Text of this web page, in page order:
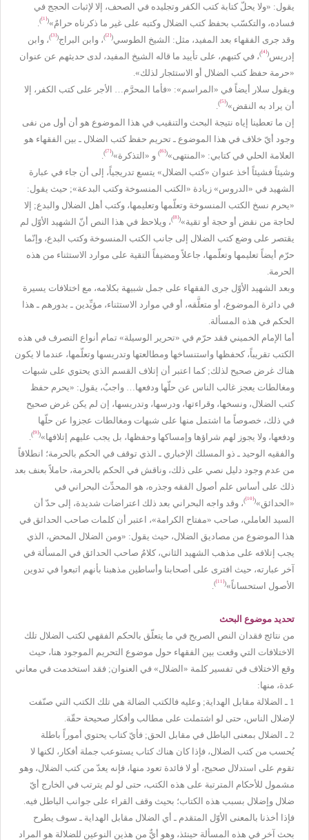
يقول: «ولا يحلّ كتابة كتب الكفر وتجليده في الصحف، إلا لإثبات الحجج في
فساده، والتكسّب بحفظ كتب الضلال وكتبه على غير ما ذكرناه حرامٌ»(
[1]
)
وقد جرى الفقهاء بعد المفيد، مثل: الشيخ الطوسي(
[2]
)، وابن البراج(
[3]
)، وابن
إدريس(
[4]
)، في كتبهم، على تأييد ما قاله الشيخ المفيد، لدى حديثهم عن عنوان
«حرمة حفظ كتب الضلال أو الاستئجار لذلك».
ويقول سلار أيضاً في «المراسم»: «فأما المحرَّم… الأجر على كتب الكفر، إلا
أن يراد به النقض»(
[5]
)
إن ما تعطينا إياه نتيجة البحث والتنقيب في هذا الموضوع هو أن أول من نفى
وجود أيّ خلاف في هذا الموضوع ـ تحريم حفظ كتب الضلال ـ بين الفقهاء هو
العلامة الحلي في كتابي: «المنتهى»(
[6]
) و «التذكرة»(
[7]
)
وشيئاً فشيئاً أخذ عنوان «كتب الضلال» يتسع تدريجياً، إلى أن جاء في عبارة
الشهيد في «الدروس» زيادة «الكتب المنسوخة وكتب البدعة»; حيث يقول:
«يحرم نسخ الكتب المنسوخة وتعلّمها وتعليمها، وكتب أهل الضلال والبدع; إلا
لحاجة من نقض أو حجة أو تقية»(
[8]
)، ويلاحظ في هذا النص أنّ الشهيد الأوّل لم
يقتصر على وضع كتب الضلال إلى جانب الكتب المنسوخة وكتب البدع، وإنّما
حرّم أيضاً تعليمها وتعلّمها، جاعلاً ومضيفاً التقية على موارد الاستثناء من هذه
الحرمة.
وبعد الشهيد الأوّل جرى الفقهاء على جمل شبيهة بكلامه، مع اختلافات يسيرة
في دائرة الموضوع، أو متعلَّقه، أو في موارد الاستثناء، مؤيِّدين ـ بدورهم ـ هذا
الحكم في هذه المسألة.
أما الإمام الخميني فقد حرّم في «تحرير الوسيلة» تمام أنواع التصرف في هذه
الكتب تقريباً، كحفظها واستنساخها ومطالعتها وتدريسها وتعلّمها، عندما لا يكون
هناك غرض صحيح لذلك; كما اعتبر أن إتلاف القسم الذي يحتوي على شبهات
ومغالطات يعجز غالب الناس عن حلّها ودفعها… واجبٌ، يقول: «يحرم حفظ
كتب الضلال، ونسخها، وقراءتها، ودرسها، وتدريسها، إن لم يكن غرض صحيح
في ذلك، خصوصاً ما اشتمل منها على شبهات ومغالطات عجزوا عن حلّها
ودفعها، ولا يجوز لهم شراؤها وإمساكها وحفظها، بل يجب عليهم إتلافها»(
[9]
)
والفقيه الوحيد ـ ذو المسلك الإخباري ـ الذي توقف في الحكم بالحرمة؛ انطلاقاً
من عدم وجود دليل نصي على ذلك، وناقش في الحكم بالحرمة، حاملاً بعنف بعد
ذلك على أساس علم أصول الفقه وجذره، هو المحدِّث البحراني في
«الحدائق»(
[10]
)، وقد واجه البحراني بعد ذلك اعتراضات شديدة، إلى حدّ أن
السيد العاملي، صاحب «مفتاح الكرامة»، اعتبر أن كلمات صاحب الحدائق في
هذا الموضوع من مصاديق الضلال، حيث يقول: «ومن الضلال المحض، الذي
يجب إتلافه على مذهب الشهيد الثاني، كلامُ صاحب الحدائق في المسألة في
آخر عبارته، حيث افترى على أصحابنا وأساطين مذهبنا بأنهم اتبعوا في تدوين
الأصول استحساناً»(
[11]
)
تحديد موضوع البحث
من نتائج فقدان النص الصريح في ما يتعلّق بالحكم الفقهي لكتب الضلال تلك
الاختلافات التي وقعت بين الفقهاء حول موضوع التحريم الموجود هنا، حيث
وقع الاختلاف في تفسير كلمة «الضلال» في العنوان; فقد استخدمت في معاني
عدة، منها:
1 ـ الضلالة مقابل الهداية; وعليه فالكتب الضالة هي تلك الكتب التي صنّفت
لإضلال الناس، حتى لو اشتملت على مطالب وأفكار صحيحة حقّة.
2 ـ الضلال بمعنى الباطل في مقابل الحق; فأيّ كتاب يحتوي أموراً باطلة
يُحسب من كتب الضلال، فإذا كان هناك كتاب يستوعب جملة أفكار، لكنها لا
تقوم على استدلال صحيح، أو لا فائدة تعود منها، فإنه يعدّ من كتب الضلال، وهو
مشمول للأحكام المترتبة على هذه الكتب، حتى لو لم يترتب في الخارج أيّ
ضلال وإضلال بسبب هذه الكتاب؛ بحيث وقف القراء على جوانب الباطل فيه.
فإذا أخذنا بالمعنى الأوّل المتقدم ـ أي الضلال مقابل الهداية ـ سوف يطرح
بحث آخر في هذه المسألة حينئذ، وهو أيٌّ من هذين النوعين للضلالة هو المراد